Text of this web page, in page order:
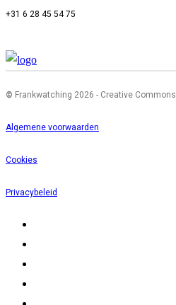
+31 6 28 45 54 75
© Frankwatching 2026 - Creative Commons
Algemene voorwaarden
Cookies
Privacybeleid